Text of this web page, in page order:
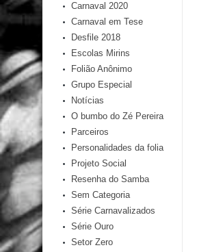
Carnaval 2020
Carnaval em Tese
Desfile 2018
Escolas Mirins
Folião Anônimo
Grupo Especial
Notícias
O bumbo do Zé Pereira
Parceiros
Personalidades da folia
Projeto Social
Resenha do Samba
Sem Categoria
Série Carnavalizados
Série Ouro
Setor Zero